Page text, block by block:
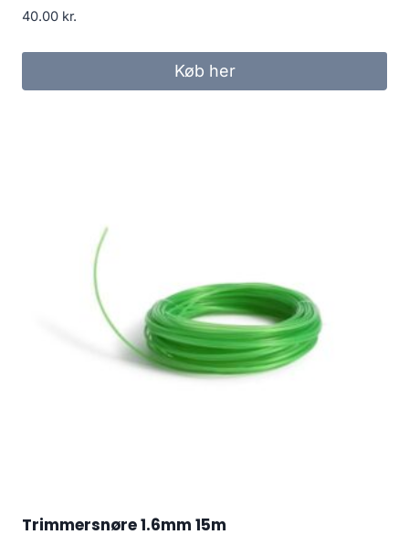
40.00 kr.
Køb her
Trimmersnøre 1.6mm 15m